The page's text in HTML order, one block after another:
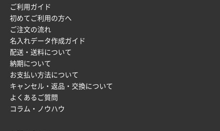
短納期対応が素晴らしい
富山県O社様
uni ジェットストリーム 07
2025年12月09日 14:04
安い、早い
埼玉県G社様
ラミネート紙袋 規格L4サイズ(B4対応)
2025年12月04日 17:34
ご利用ガイド
初めてご利用の方へ
ご注文の流れ
名入れデータ作成ガイド
配送・送料について
納期について
お支払い方法について
キャンセル・返品・交換について
よくあるご質問
コラム・ノウハウ